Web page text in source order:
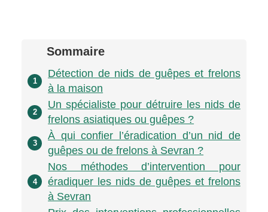
Sommaire
1
Détection de nids de guêpes et frelons
à la maison
2
Un spécialiste pour détruire les nids de
frelons asiatiques ou guêpes ?
3
À qui confier l’éradication d’un nid de
guêpes ou de frelons à Sevran ?
4
Nos méthodes d’intervention pour
éradiquer les nids de guêpes et frelons
à Sevran